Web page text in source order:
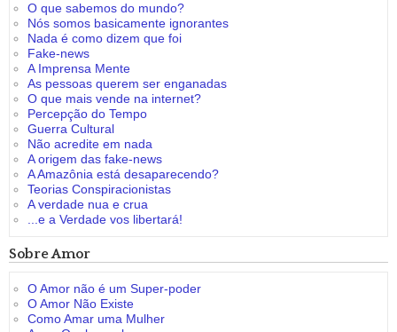
O que sabemos do mundo?
Nós somos basicamente ignorantes
Nada é como dizem que foi
Fake-news
A Imprensa Mente
As pessoas querem ser enganadas
O que mais vende na internet?
Percepção do Tempo
Guerra Cultural
Não acredite em nada
A origem das fake-news
A Amazônia está desaparecendo?
Teorias Conspiracionistas
A verdade nua e crua
...e a Verdade vos libertará!
Sobre Amor
O Amor não é um Super-poder
O Amor Não Existe
Como Amar uma Mulher